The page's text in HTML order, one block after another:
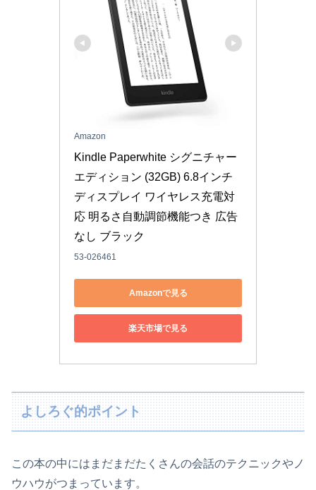
Amazon
Kindle Paperwhite シグニチャー
エディション (32GB) 6.8インチ
ディスプレイ ワイヤレス充電対
応 明るさ自動調節機能つき 広告
なし ブラック
53-026461
Amazonで見る
楽天市場で見る
よしろぐ的ポイント
この本の中にはまだまだたくさんの会話のテクニックやノ
ウハウがつまっています。